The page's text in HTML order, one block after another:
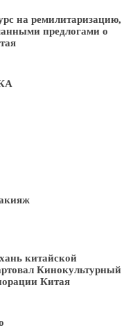
на ремилитаризацию,
предлогами о
китайской
Кинокультурный
Китая